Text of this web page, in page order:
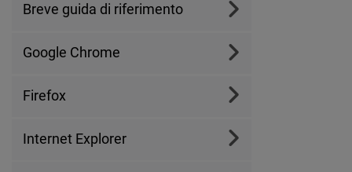
Breve guida di riferimento
Google Chrome
Firefox
Internet Explorer